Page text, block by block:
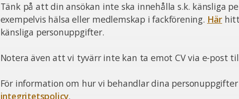
Tänk på att din ansökan inte ska innehålla s.k. känsliga
exempelvis hälsa eller medlemskap i fackförening. Här
känsliga personuppgifter.
Notera även att vi tyvärr inte kan ta emot CV via e-post
För information om hur vi behandlar dina
integritetspolicy.